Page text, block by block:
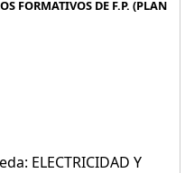
FORMATIVOS DE F.P. (PLAN
ELECTRICIDAD Y